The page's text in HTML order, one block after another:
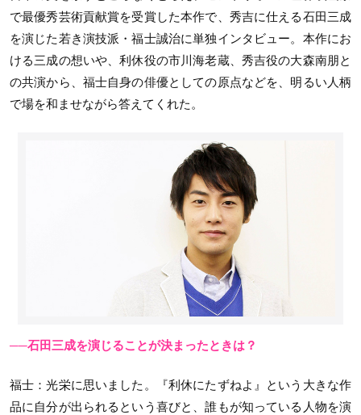
で最優秀芸術貢献賞を受賞した本作で、秀吉に仕える石田三成
を演じた若き演技派・福士誠治に単独インタビュー。本作にお
ける三成の想いや、利休役の市川海老蔵、秀吉役の大森南朋と
の共演から、福士自身の俳優としての原点などを、明るい人柄
で場を和ませながら答えてくれた。
──石田三成を演じることが決まったときは？
福士 ：光栄に思いました。『利休にたずねよ』という大きな作
品に自分が出られるという喜びと、誰もが知っている人物を演